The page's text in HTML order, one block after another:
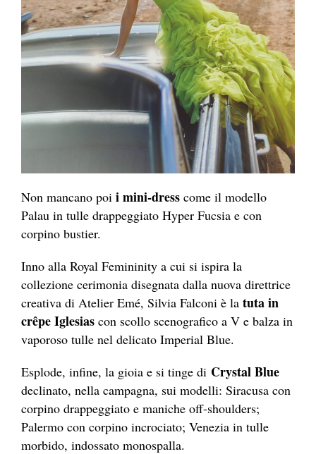
Non mancano poi i mini-dress come il modello
Palau in tulle drappeggiato Hyper Fucsia e con
corpino bustier.
Inno alla Royal Femininity a cui si ispira la
collezione cerimonia disegnata dalla nuova direttrice
creativa di Atelier Emé, Silvia Falconi è la tuta in
crêpe Iglesias con scollo scenografico a V e balza in
vaporoso tulle nel delicato Imperial Blue.
Esplode, infine, la gioia e si tinge di Crystal Blue
declinato, nella campagna, sui modelli: Siracusa con
corpino drappeggiato e maniche off-shoulders;
Palermo con corpino incrociato; Venezia in tulle
morbido, indossato monospalla.